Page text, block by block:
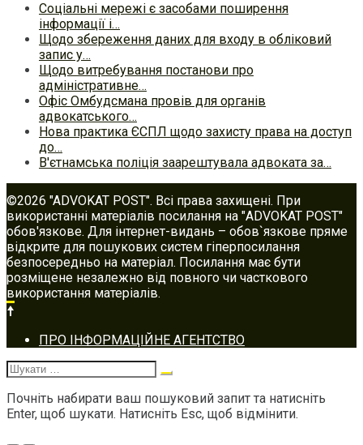
Соціальні мережі є засобами поширення
інформації і…
Щодо збереження даних для входу в обліковий
запис у…
Щодо витребування постанови про
адміністративне…
Офіс Омбудсмана провів для органів
адвокатського…
Нова практика ЄСПЛ щодо захисту права на доступ
до…
В'єтнамська поліція заарештувала адвоката за…
©2026 "ADVOKAT POST". Всі права захищені. При
використанні матеріалів посилання на "ADVOKAT POST"
обов'язкове. Для інтернет-видань – обов`язкове пряме
відкрите для пошукових систем гіперпосилання
безпосередньо на матеріал. Посилання має бути
розміщене незалежно від повного чи часткового
використання матеріалів.
Footer
navigation
ПРО ІНФОРМАЦІЙНЕ АГЕНТСТВО
Шукати:
Почніть набирати ваш пошуковий запит та натисніть
Enter, щоб шукати. Натисніть Esc, щоб відмінити.